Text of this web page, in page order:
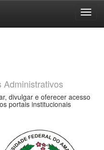
Administrativos
divulgar e oferecer acesso
portais institucionais